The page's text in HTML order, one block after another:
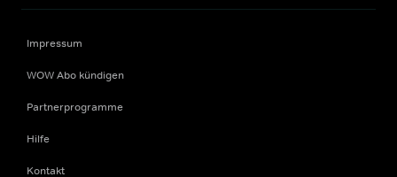
Impressum
WOW Abo kündigen
Partnerprogramme
Hilfe
Kontakt